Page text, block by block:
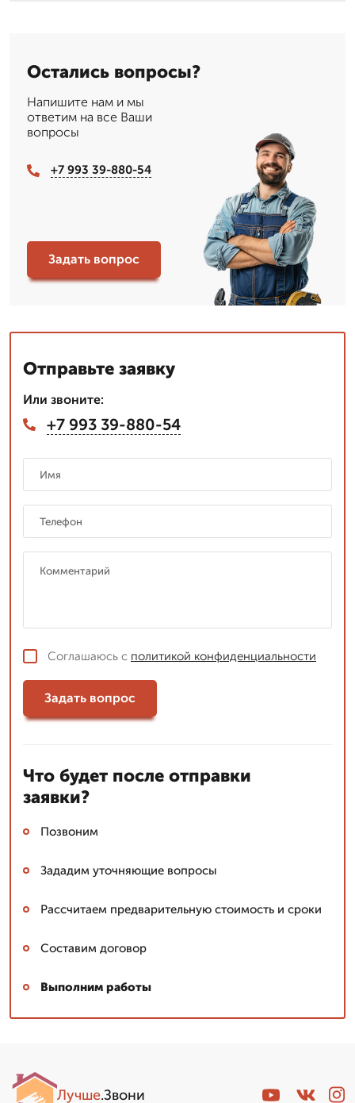
Остались вопросы?
Напишите нам и мы
ответим на все Ваши
вопросы
+7 993 39-880-54
Задать вопрос
Отправьте заявку
Или звоните:
+7 993 39-880-54
Соглашаюсь с политикой конфиденциальности
Задать вопрос
Что будет после отправки
заявки?
Позвоним
Зададим уточняющие вопросы
Рассчитаем предварительную стоимость и сроки
Составим договор
Выполним работы
Лучше.Звони